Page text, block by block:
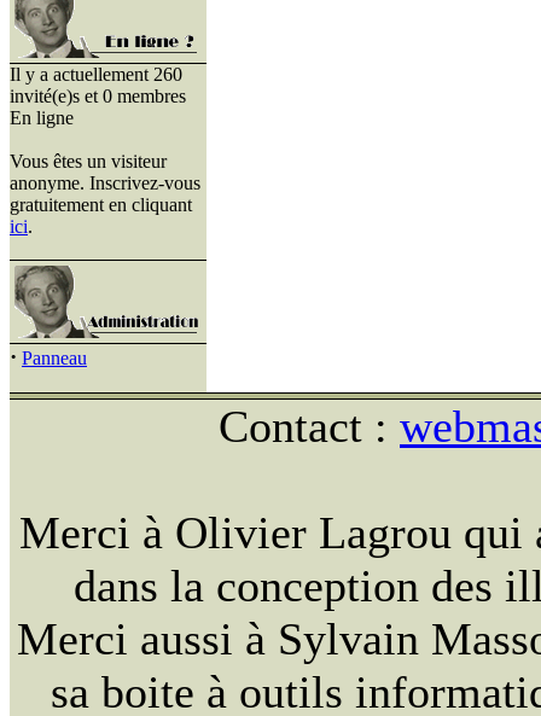
Il y a actuellement 260
invité(e)s et 0 membres
En ligne
Vous êtes un visiteur
anonyme. Inscrivez-vous
gratuitement en cliquant
ici.
· Panneau
Contact :
Merci à Olivier Lagrou qui
dans la conception des
Merci aussi à Sylvain
sa boite à outils